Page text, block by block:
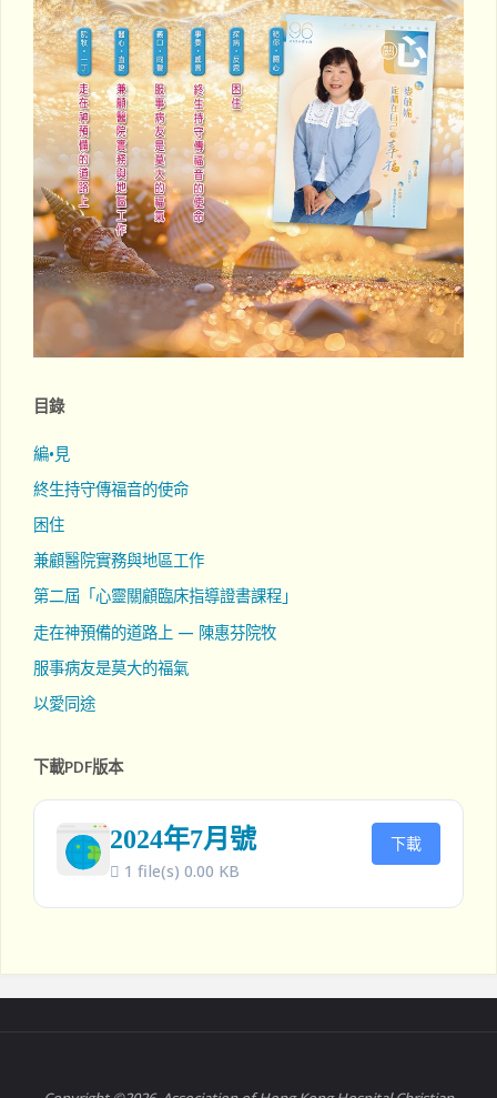
目錄
編•見
終生持守傳福音的使命
困住
兼顧醫院實務與地區工作
第二屆「心靈關顧臨床指導證書課程」
走在神預備的道路上 — 陳惠芬院牧
服事病友是莫大的福氣
以愛同途
下載PDF版本
2024年7月號
1 file(s) 0.00 KB
下載